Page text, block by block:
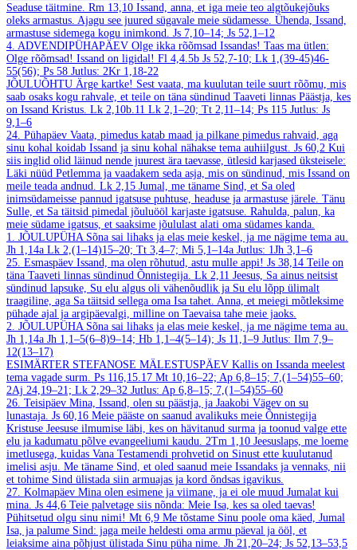
Seaduse täitmine. Rm 13,10 Issand, anna, et iga meie teo algtõukejõuks
oleks armastus. Ajagu see juured sügavale meie südamesse. Ühenda, Issand,
armastuse sidemega kogu inimkond. Js 7,10–14; Js 52,1–12
4. ADVENDIPÜHAPÄEV Olge ikka rõõmsad Issandas! Taas ma ütlen:
Olge rõõmsad! Issand on ligidal! Fl 4,4.5b Js 52,7-10; Lk 1,(39-45)46-
55(56); Ps 58 Jutlus: 2Kr 1,18-22
JÕULUÕHTU Ärge kartke! Sest vaata, ma kuulutan teile suurt rõõmu, mis
saab osaks kogu rahvale, et teile on täna sündinud Taaveti linnas Päästja, kes
on Issand Kristus. Lk 2,10b.11 Lk 2,1–20; Tt 2,11–14; Ps 115 Jutlus: Js
9,1–6
24. Pühapäev Vaata, pimedus katab maad ja pilkane pimedus rahvaid, aga
sinu kohal koidab Issand ja sinu kohal nähakse tema auhiilgust. Js 60,2 Kui
siis inglid olid läinud nende juurest ära taevasse, ütlesid karjased üksteisele:
Läki nüüd Petlemma ja vaadakem seda asja, mis on sündinud, mis Issand on
meile teada andnud. Lk 2,15 Jumal, me täname Sind, et Sa oled
inimsüdameisse pannud igatsuse puhtuse, headuse ja armastuse järele. Tänu
Sulle, et Sa täitsid pimedal jõuluööl karjaste igatsuse. Rahulda, palun, ka
meie südame igatsus, et saaksime jõululast alati oma südames kanda.
1. JÕULUPÜHA Sõna sai lihaks ja elas meie keskel, ja me nägime tema au.
Jh 1,14a Lk 2,(1–14)15–20; Tt 3,4–7; Mi 5,1–14a Jutlus: 1Jh 3,1–6
25. Esmaspäev Issand, ma olen rõhutud, astu mulle appi! Js 38,14 Teile on
täna Taaveti linnas sündinud Õnnistegija. Lk 2,11 Jeesus, Sa ainus neitsist
sündinud lapsuke, Su elu algus oli vähenõudlik ja Su elu lõpp ülimalt
traagiline, aga Sa täitsid sellega oma Isa tahet. Anna, et meiegi mõtleksime
pühade ajal ja argipäevalgi, milline on Taevaisa tahe meie jaoks.
2. JÕULUPÜHA Sõna sai lihaks ja elas meie keskel, ja me nägime tema au.
Jh 1,14a Jh 1,1–5(6–8)9–14; Hb 1,1–4(5–14); Js 11,1–9 Jutlus: Ilm 7,9–
12(13–17)
ESIMÄRTER STEFANOSE MÄLESTUSPÄEV Kallis on Issanda meelest
tema vagade surm. Ps 116,15.17 Mt 10,16–22; Ap 6,8–15; 7,(1–54)55–60;
2Aj 24,19–21; Lk 2,29–32 Jutlus: Ap 6,8–15; 7,(1–54)55–60
26. Teisipäev Mina, Issand, olen su päästja, ja Jaakobi Vägev on su
lunastaja. Js 60,16 Meie pääste on saanud avalikuks meie Õnnistegija
Kristuse Jeesuse ilmumise läbi, kes on hävitanud surma ja toonud valge ette
elu ja kadumatu põlve evangeeliumi kaudu. 2Tm 1,10 Jeesuslaps, me loeme
imetlusega, kuidas Vana Testamendi prohvetid on Sinust ette kuulutanud
imelisi asju. Me täname Sind, et oled saanud meie Issandaks ja vennaks, nii
et tohime Sind ülistada siin armuajas ja kord õndsas igavikus.
27. Kolmapäev Mina olen esimene ja viimane, ja ei ole muud Jumalat kui
mina. Js 44,6 Teie palvetage siis nõnda: Meie Isa, kes sa oled taevas!
Pühitsetud olgu sinu nimi! Mt 6,9 Me tõstame Sinu poole oma käed, Jumal
Isa, ja palume Sind: jaga meile heldesti oma armu päeval ja ööl, et
leiaksime aina põhjust ülistada Sinu püha nime. Jh 21,20–24; Js 52,13–53,5